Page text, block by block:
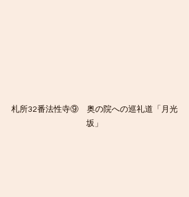
札所32番法性寺⑨　奥の院への巡礼道「月光
坂」